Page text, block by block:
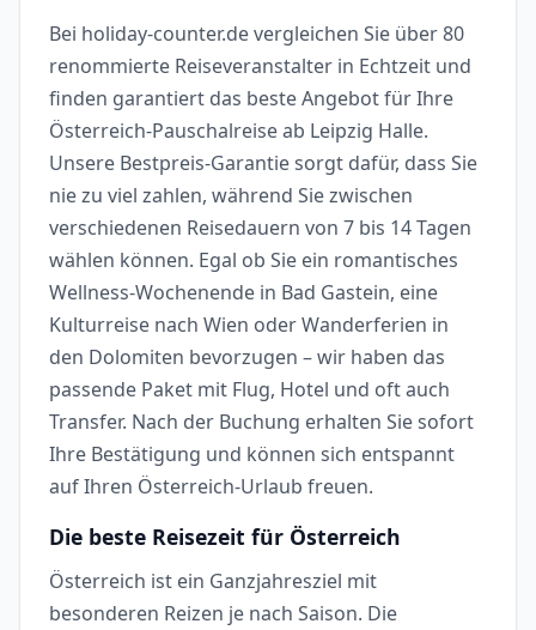
Bei holiday-counter.de vergleichen Sie über 80
renommierte Reiseveranstalter in Echtzeit und
finden garantiert das beste Angebot für Ihre
Österreich-Pauschalreise ab Leipzig Halle.
Unsere Bestpreis-Garantie sorgt dafür, dass Sie
nie zu viel zahlen, während Sie zwischen
verschiedenen Reisedauern von 7 bis 14 Tagen
wählen können. Egal ob Sie ein romantisches
Wellness-Wochenende in Bad Gastein, eine
Kulturreise nach Wien oder Wanderferien in
den Dolomiten bevorzugen – wir haben das
passende Paket mit Flug, Hotel und oft auch
Transfer. Nach der Buchung erhalten Sie sofort
Ihre Bestätigung und können sich entspannt
auf Ihren Österreich-Urlaub freuen.
Die beste Reisezeit für Österreich
Österreich ist ein Ganzjahresziel mit
besonderen Reizen je nach Saison. Die